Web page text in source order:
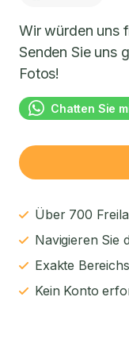
Wir würden uns
Senden Sie uns
Fotos!
Chatten Sie
Über 700
Navigieren Sie
Exakte
Kein Konto